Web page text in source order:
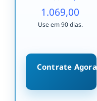
1.069,00
Use em 90 dias.
Contrate Agora